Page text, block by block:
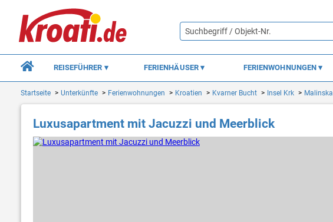
REISEFÜHRER FERIENHÄUSER FERIENWOHNUNGEN
Startseite Unterkünfte Ferienwohnungen Kroatien Kvarner Bucht Insel Krk Malinska
Luxusapartment mit Jacuzzi und Meerblick